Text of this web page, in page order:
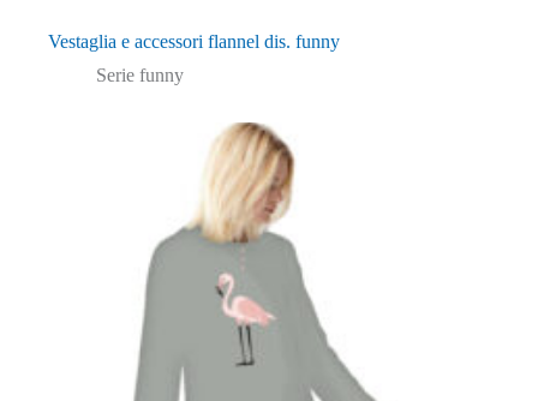
Vestaglia e accessori flannel dis. funny
Serie funny